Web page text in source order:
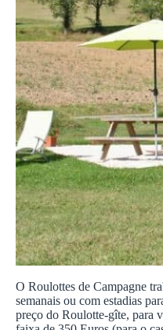
O Roulottes de Campagne
semanais ou com estadias
preço do Roulotte-gîte, para